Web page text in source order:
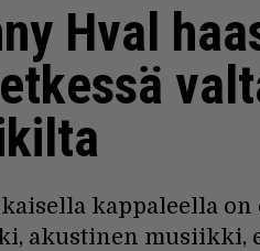
Hval
kap­paleella on
akustinen musiikki,